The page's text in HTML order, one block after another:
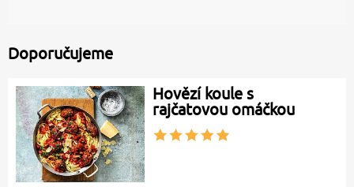
Doporučujeme
Hovězí koule s
rajčatovou omáčkou